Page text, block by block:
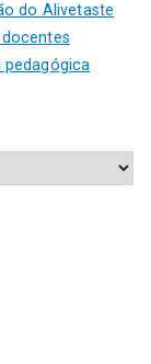
do Alivetaste